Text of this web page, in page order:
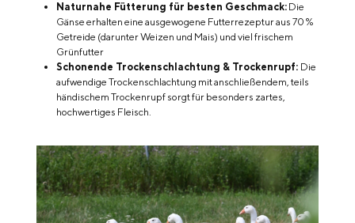
Naturnahe Fütterung für besten Geschmack: Die
Gänse erhalten eine ausgewogene Futterrezeptur aus 70 %
Getreide (darunter Weizen und Mais) und viel frischem
Grünfutter
Schonende Trockenschlachtung & Trockenrupf: Die
aufwendige Trockenschlachtung mit anschließendem, teils
händischem Trockenrupf sorgt für besonders zartes,
hochwertiges Fleisch.